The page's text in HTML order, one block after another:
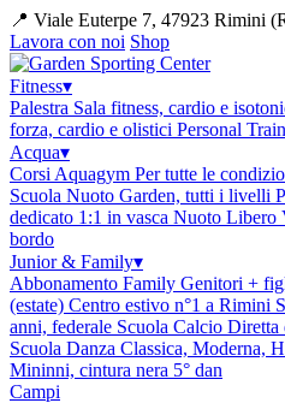
📍 Viale Euterpe 7, 47923 Rimini
Lavora con noi Shop
Fitness▾
Palestra Sala fitness, cardio e
forza, cardio e olistici Personal
Acqua▾
Corsi Aquagym Per tutte le
Scuola Nuoto Garden, tutti i livelli
dedicato 1:1 in vasca Nuoto Libero
bordo
Junior & Family▾
Abbonamento Family Genitori +
(estate) Centro estivo n°1 a Rimini
anni, federale Scuola Calcio Diretta
Scuola Danza Classica, Moderna,
Mininni, cintura nera 5° dan
Campi